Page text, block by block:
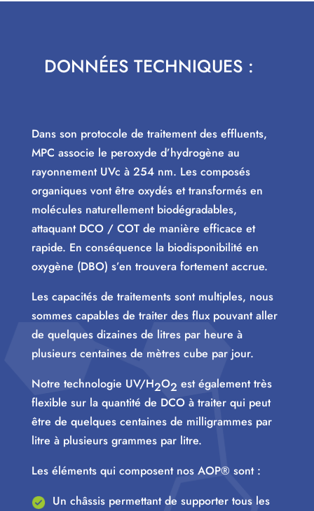
DONNÉES TECHNIQUES :
Dans son protocole de traitement des effluents,
MPC associe le peroxyde d’hydrogène au
rayonnement UVc à 254 nm. Les composés
organiques vont être oxydés et transformés en
molécules naturellement biodégradables,
attaquant DCO / COT de manière efficace et
rapide. En conséquence la biodisponibilité en
oxygène (DBO) s’en trouvera fortement accrue.
Les capacités de traitements sont multiples, nous
sommes capables de traiter des flux pouvant aller
de quelques dizaines de litres par heure à
plusieurs centaines de mètres cube par jour.
Notre technologie UV/H2O2 est également très
flexible sur la quantité de DCO à traiter qui peut
être de quelques centaines de milligrammes par
litre à plusieurs grammes par litre.
Les éléments qui composent nos AOP® sont :
Un châssis permettant de supporter tous les